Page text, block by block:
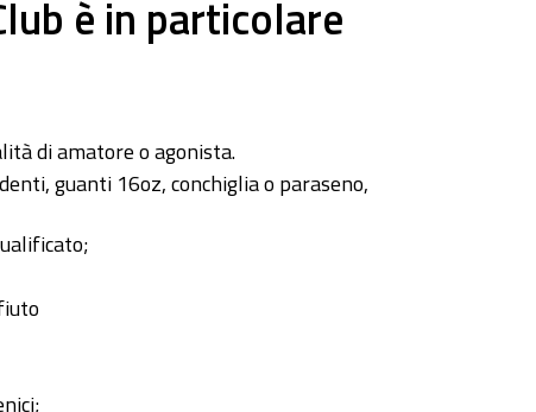
è in particolare
di amatore o agonista.
guanti 16oz, conchiglia o paraseno,